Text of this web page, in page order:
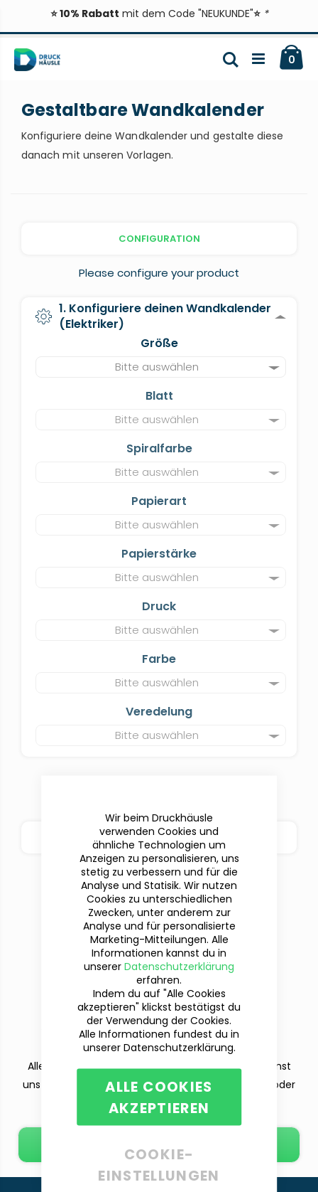
⭐ 10% Rabatt mit dem Code "NEUKUNDE"⭐ *
Inhalt
springen
0
Suche
Gestaltbare Wandkalender
Konfiguriere deine Wandkalender und gestalte diese
danach mit unseren Vorlagen.
CONFIGURATION
Please configure your product
1. Konfiguriere deinen Wandkalender
(Elektriker)
Größe
Bitte auswählen
Blatt
Bitte auswählen
Spiralfarbe
Bitte auswählen
Papierart
Bitte auswählen
Papierstärke
Bitte auswählen
Druck
Bitte auswählen
Farbe
Bitte auswählen
Veredelung
Bitte auswählen
BESTELLOPTIONEN
Du hast Fragen?
Wir sind für dich da!
Alle deine Fragen beantworten wir dir gern. Du kannst
uns per Telefon (Mo-Fr. 9-12 und 13-15 Uhr), E-Mail oder
dem Kontaktformular erreichen.
Wir beim Druckhäusle
verwenden Cookies und
ähnliche Technologien um
Anzeigen zu personalisieren, uns
stetig zu verbessern und für die
Analyse und Statisik. Wir nutzen
Cookies zu unterschiedlichen
Zwecken, unter anderem zur
Analyse und für personalisierte
Marketing-Mitteilungen. Alle
Informationen kannst du in
unserer Datenschutzerklärung
erfahren.
Indem du auf "Alle Cookies
akzeptieren" klickst bestätigst du
der Verwendung der Cookies.
Alle Informationen fundest du in
unserer Datenschutzerklärung.
ALLE COOKIES
AKZEPTIEREN
COOKIE-
EINSTELLUNGEN